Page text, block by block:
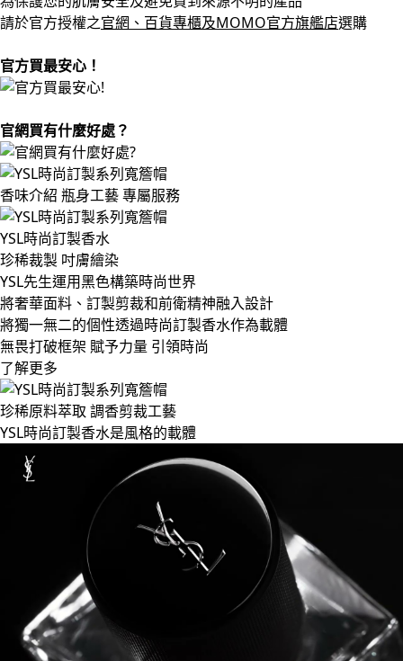
請於官方授權之官網、百貨專櫃及MOMO官方旗艦店選購
官方買最安心！
官網買有什麼好處？
香味介紹 瓶身工藝專屬服務
YSL時尚訂製香水
珍稀裁製 吋膚繪染
YSL先生運用黑色構築時尚世界
將奢華面料、訂製剪裁和前衛精神融入設計
將獨一無二的個性透過時尚訂製香水作為載體
無畏打破框架 賦予力量 引領時尚
了解更多
珍稀原料萃取 調香剪裁工藝
YSL時尚訂製香水是風格的載體